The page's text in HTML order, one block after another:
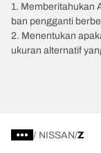
1. Memberitahukan
ban pengganti
2. Menentukan
ukuran alternatif
/ NISSAN Z